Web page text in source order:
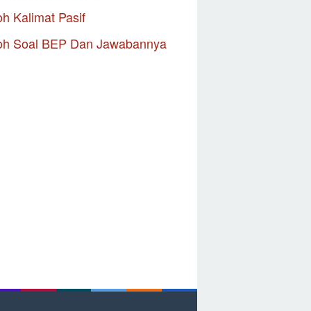
Kalimat Pasif
Soal BEP Dan Jawabannya